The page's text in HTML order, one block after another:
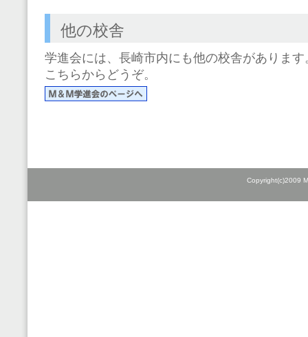
他の校舎
学進会には、長崎市内にも他の校舎があります
こちらからどうぞ。
Copyright(c)2009